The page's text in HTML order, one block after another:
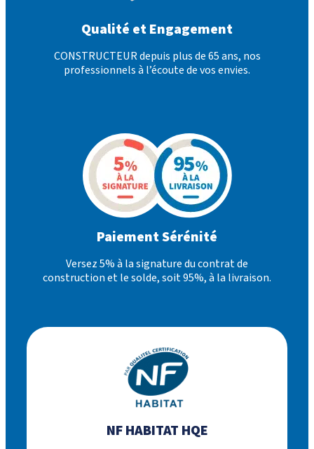
Qualité et Engagement
CONSTRUCTEUR depuis plus de 65 ans, nos
professionnels à l’écoute de vos envies.
Paiement Sérénité
Versez 5% à la signature du contrat de
construction et le solde, soit 95%, à la livraison.
NF HABITAT HQE